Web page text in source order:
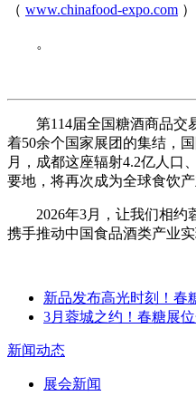
（ www.chinafood-expo.com
。
第114届全国糖酒商品交
着50余个国家展团的集结，
月，成都这座辐射4.2亿人口
要地，将再次成为全球食饮产
2026年3月，让我们相约
携手推动中国食品酒类产业
新品发布高光时刻！春
3月蓉城之约！春糖展
新闻动态
展会新闻